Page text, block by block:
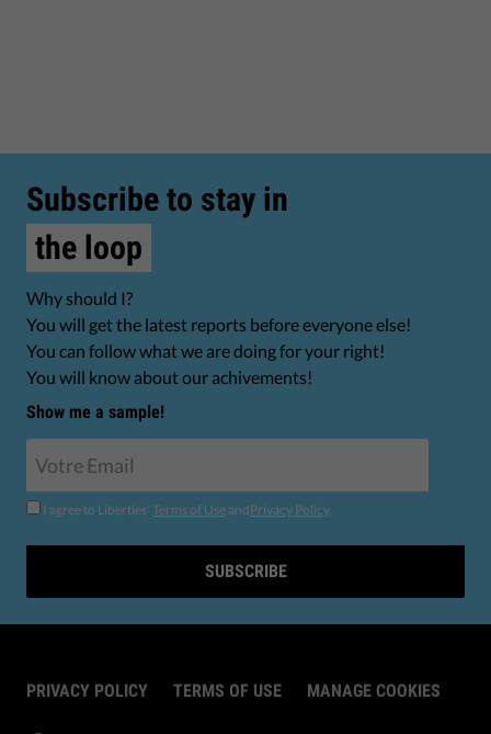
Subscribe to stay in
the loop
Why should I?
You will get the latest reports before everyone else!
You can follow what we are doing for your right!
You will know about our achivements!
Show me a sample!
I agree to Liberties' Terms of Use andPrivacy Policy.
SUBSCRIBE
PRIVACY POLICY TERMS OF USE MANAGE COOKIES